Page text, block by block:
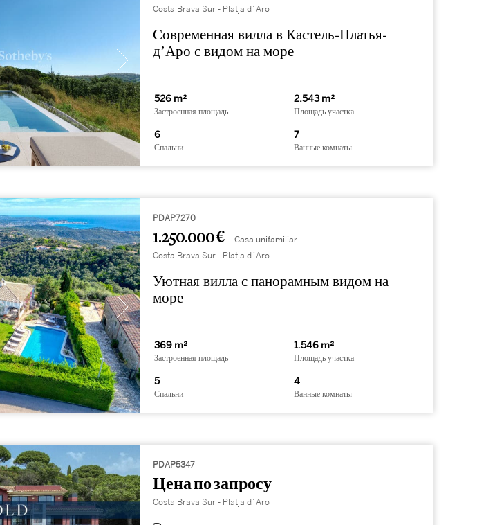
Costa Brava Sur - Platja d´Aro
Современная вилла в Кастель-Платья-
д’Аро с видом на море
526 m²
Застроенная площадь
2.543 m²
Площадь участка
6
Спальни
7
Ванные комнаты
PDAP7270
1.250.000 € Casa unifamiliar
Costa Brava Sur - Platja d´Aro
Уютная вилла с панорамным видом на
море
369 m²
Застроенная площадь
1.546 m²
Площадь участка
5
Спальни
4
Ванные комнаты
PDAP5347
Цена по запросу
Costa Brava Sur - Platja d´Aro